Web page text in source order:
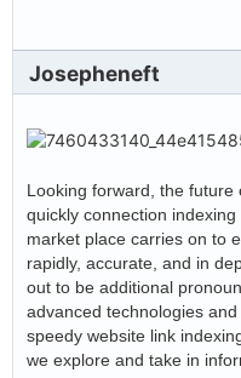
Josepheneft
Looking forward, the
quickly connection
market place carries on to
rapidly, accurate, and in
out to be additional
advanced technologies
speedy website link
we explore and take in